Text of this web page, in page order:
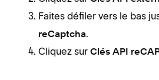
Faites défiler vers le bas
reCaptcha.
Cliquez sur Clés API